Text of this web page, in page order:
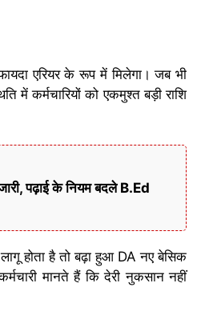
एरियर के रूप में मिलेगा। जब भी
में कर्मचारियों को एकमुश्त बड़ी राशि
पढ़ाई के नियम बदले B.Ed
होता है तो बढ़ा हुआ DA नए बेसिक
मानते हैं कि देरी नुकसान नहीं